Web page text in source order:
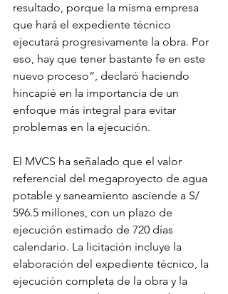
resultado, porque la misma empresa
que hará el expediente técnico
ejecutará progresivamente la obra. Por
eso, hay que tener bastante fe en este
nuevo proceso”, declaró haciendo
hincapié en la importancia de un
enfoque más integral para evitar
problemas en la ejecución.
El MVCS ha señalado que el valor
referencial del megaproyecto de agua
potable y saneamiento asciende a S/
596.5 millones, con un plazo de
ejecución estimado de 720 días
calendario. La licitación incluye la
elaboración del expediente técnico, la
ejecución completa de la obra y la